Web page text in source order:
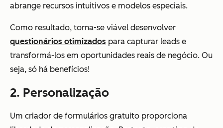
abrange recursos intuitivos e modelos especiais.
Como resultado, torna-se viável desenvolver
questionários otimizados para capturar leads e
transformá-los em oportunidades reais de negócio. Ou
seja, só há benefícios!
2. Personalização
Um criador de formulários gratuito proporciona